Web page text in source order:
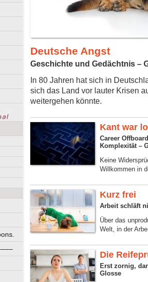
Deutsche Angst
Geschichte und Gedächtnis –
In 80 Jahren hat sich in
sich das Land vor lauter Krisen
weitergehen könnte.
Kant war
Career
Komplexität –
Keine
Willkommen in
Kurz frei
Arbeit schläft
Über das
Welt, in der
Die
Erst zornig,
Glosse